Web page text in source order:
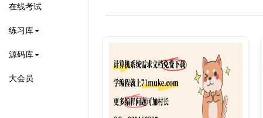
在线考试
练习库
源码库
大会员